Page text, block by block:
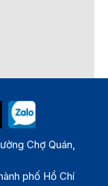
Chợ Quán,
phố Hồ Chí